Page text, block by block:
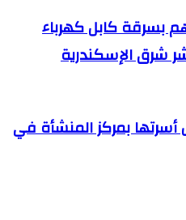
بسرقة كابل كهرباء
الإسكندرية
بمركز المنشأة في